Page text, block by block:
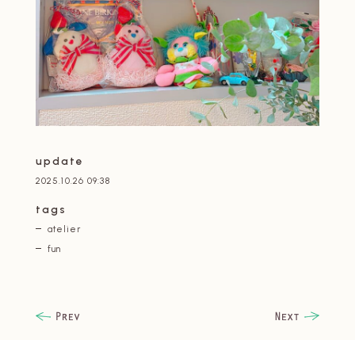
update
2025.10.26 09:38
tags
atelier
fun